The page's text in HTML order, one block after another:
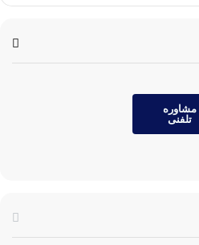
مشاوره
تلفنی